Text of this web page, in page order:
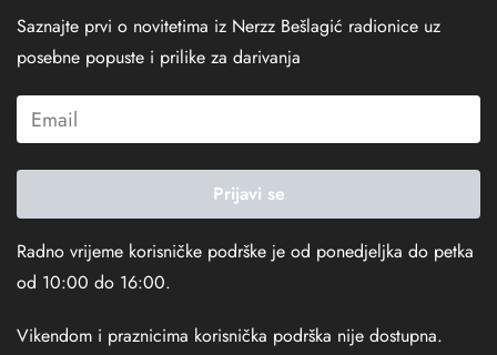
Saznajte prvi o novitetima iz Nerzz Bešlagić radionice uz
posebne popuste i prilike za darivanja
Prijavi se
Radno vrijeme korisničke podrške je od ponedjeljka do petka
od 10:00 do 16:00.
Vikendom i praznicima korisnička podrška nije dostupna.